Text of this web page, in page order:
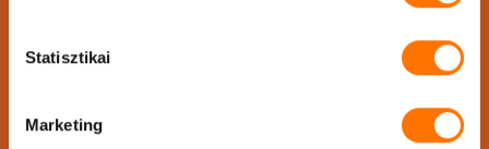
Statisztikai
Marketing
Név*